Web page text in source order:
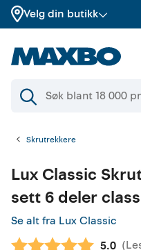
Velg din butikk
Skrutrekkere
Lux Classic
sett 6 deler
Se alt fra Lux Classic
5.0 (